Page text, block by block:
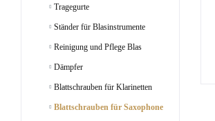
Tragegurte
Ständer für Blasinstrumente
Reinigung und Pflege Blas
Dämpfer
Blattschrauben für Klarinetten
Blattschrauben für Saxophone